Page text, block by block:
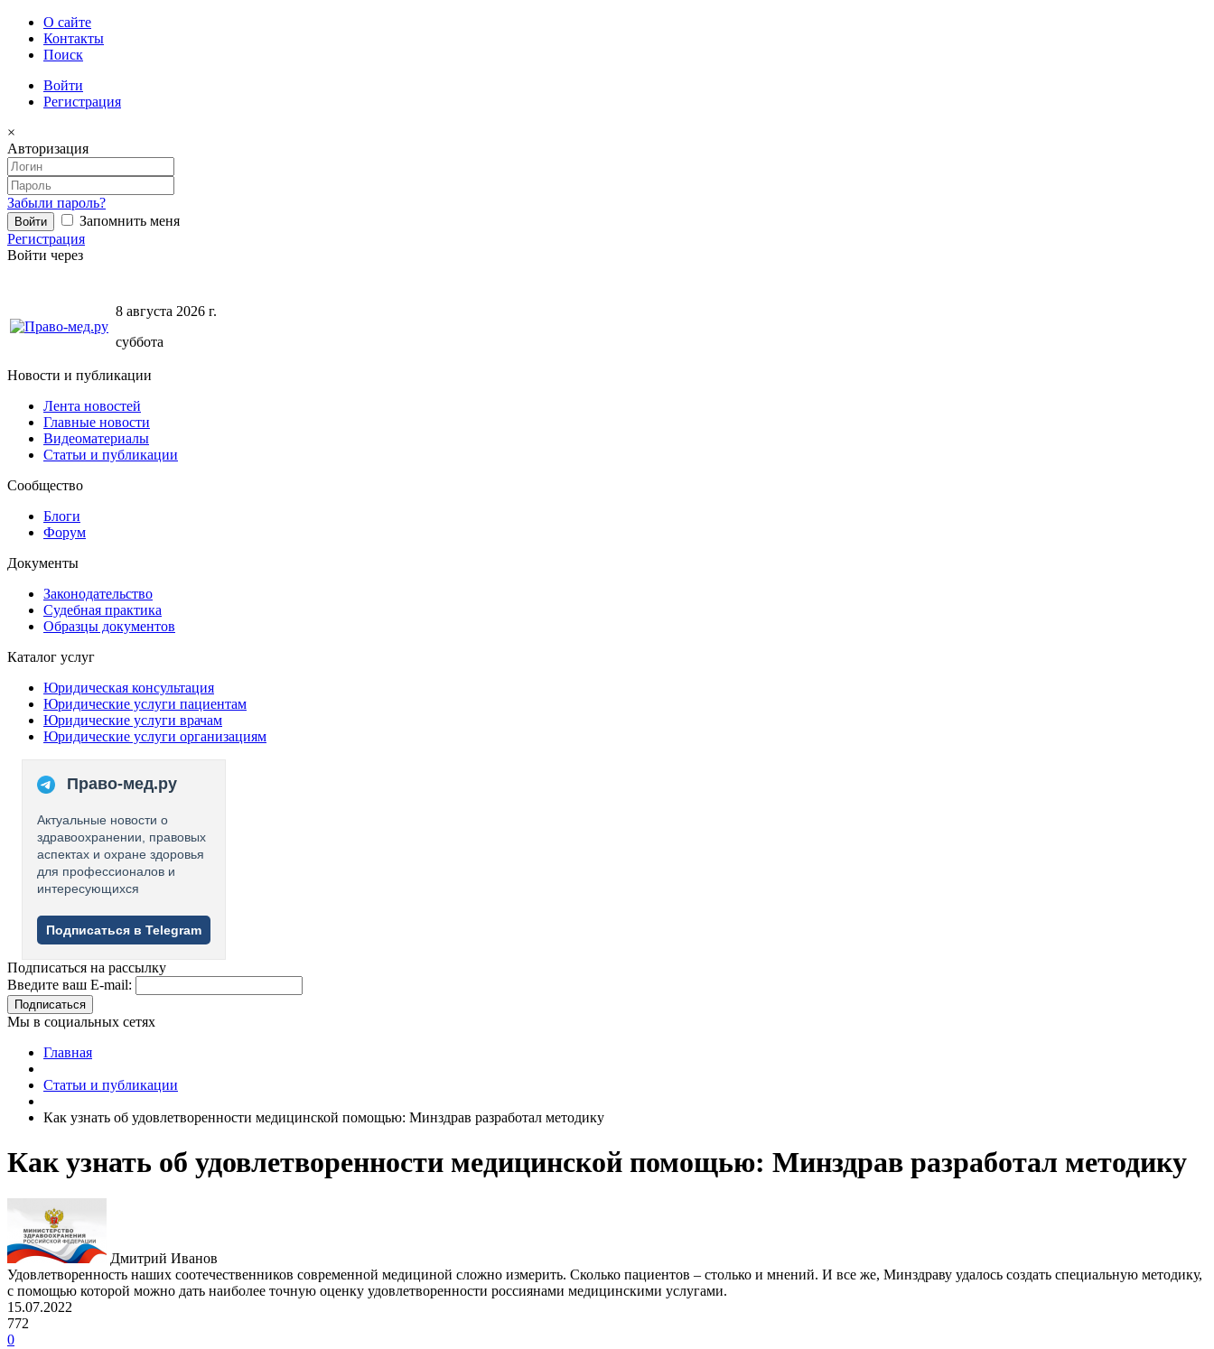
О сайте
Контакты
Поиск
Войти
Регистрация
×
Авторизация
Забыли пароль?
Запомнить меня
Регистрация
Войти через
8 августа 2026 г.
суббота
Новости и публикации
Лента новостей
Главные новости
Видеоматериалы
Статьи и публикации
Сообщество
Блоги
Форум
Документы
Законодательство
Судебная практика
Образцы документов
Каталог услуг
Юридическая консультация
Юридические услуги пациентам
Юридические услуги врачам
Юридические услуги организациям
Право-мед.ру
Актуальные новости о
здравоохранении, правовых
аспектах и охране здоровья
для профессионалов и
интересующихся
Подписаться в Telegram
Подписаться на рассылку
Введите ваш E-mail:
Подписаться
Мы в социальных сетях
Главная
Статьи и публикации
Как узнать об удовлетворенности медицинской помощью: Минздрав разработал методику
Как узнать об удовлетворенности медицинской помощью: Минздрав разработал методику
Дмитрий Иванов
Удовлетворенность наших соотечественников современной медициной сложно измерить. Сколько пациентов – столько и мнений. И все же, Минздраву удалось создать специальную методику,
с помощью которой можно дать наиболее точную оценку удовлетворенности россиянами медицинскими услугами.
15.07.2022
772
0